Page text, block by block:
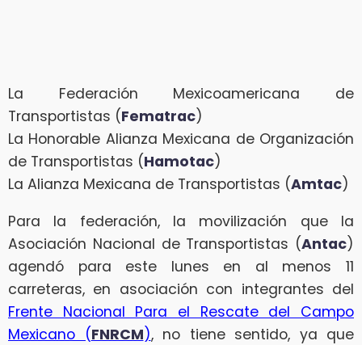
La Federación Mexicoamericana de
Transportistas (Fematrac)
La Honorable Alianza Mexicana de Organización
de Transportistas (Hamotac)
La Alianza Mexicana de Transportistas (Amtac)
Para la federación, la movilización que la
Asociación Nacional de Transportistas (Antac)
agendó para este lunes en al menos 11
carreteras, en asociación con integrantes del
Frente Nacional Para el Rescate del Campo
Mexicano (FNRCM), no tiene sentido, ya que